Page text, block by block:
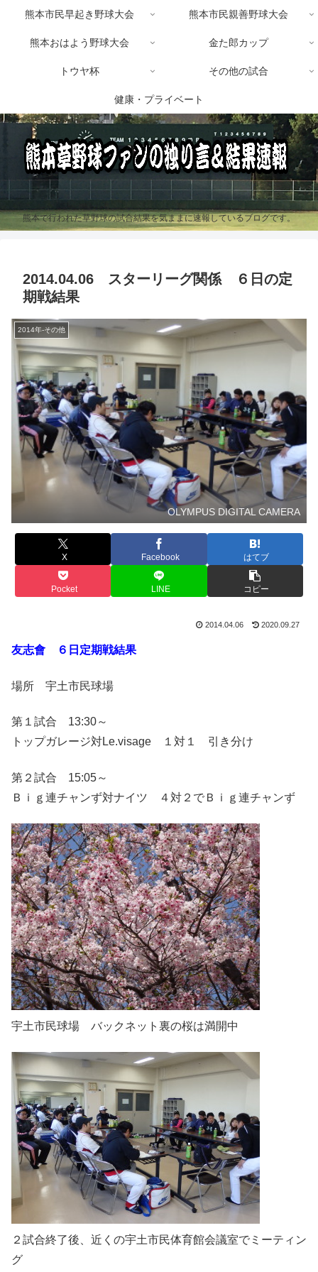
熊本で行われた草野球の試合結果を気ままに速報しているブログです。
熊本市民早起き野球大会 熊本市民親善野球大会
熊本おはよう野球大会 金た郎カップ
トウヤ杯 その他の試合
健康・プライベート
2014.04.06 スターリーグ関係 ６日の定
期戦結果
2014年-その他
OLYMPUS DIGITAL CAMERA
X Facebook はてブ
Pocket LINE コピー
2014.04.06 2020.09.27
友志會 ６日定期戦結果
場所 宇土市民球場
第１試合 13:30～
トップガレージ対Le.visage １対１ 引き分け
第２試合 15:05～
Ｂｉｇ連チャンず対ナイツ ４対２でＢｉｇ連チャンず
宇土市民球場 バックネット裏の桜は満開中
２試合終了後、近くの宇土市民体育館会議室でミーティン
グ